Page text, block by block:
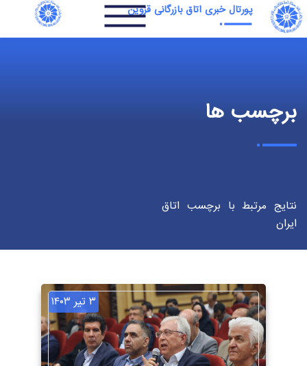
پورتال خبری اتاق بازرگانی قزوین
برچسب ها
نتایج مرتبط با برچسب اتاق
ایران
۳ تیر ۱۴۰۳